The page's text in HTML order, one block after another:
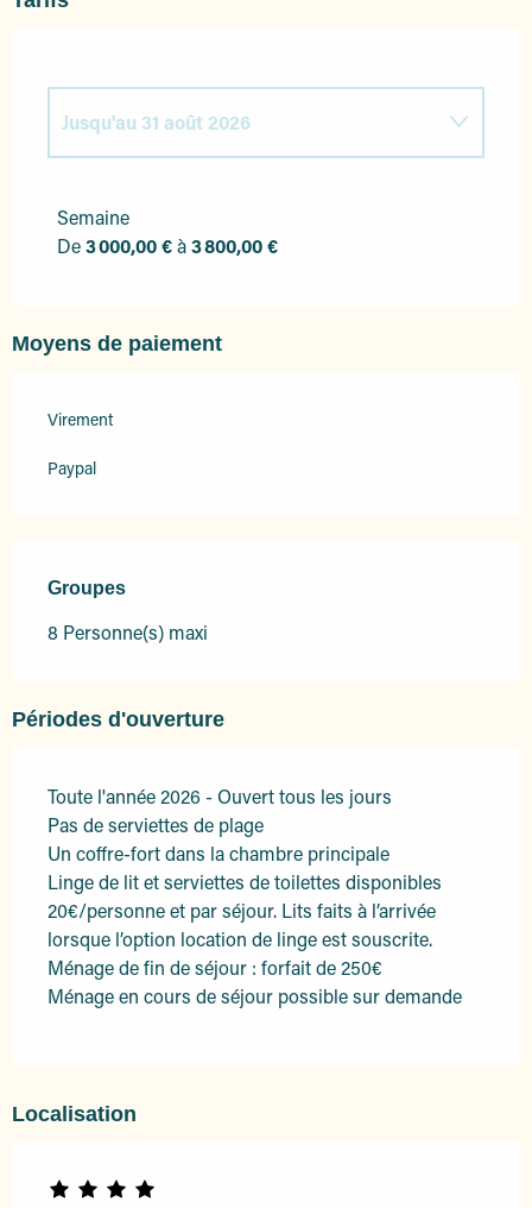
Du 1 avril 2026 au30 juin 2026
Jusqu'au 31 août 2026
Semaine
De3 000,00 €à3 800,00 €
Moyens de paiement
Virement
Paypal
Groupes
Groupes
8 Personne(s) maxi
Périodes d'ouverture
Toute l'année 2026 - Ouvert tous les jours
Pas de serviettes de plage
Un coffre-fort dans la chambre principale
Linge de lit et serviettes de toilettes disponibles
20€/personne et par séjour. Lits faits à l’arrivée
lorsque l’option location de linge est souscrite.
Ménage de fin de séjour : forfait de 250€
Ménage en cours de séjour possible sur demande
Localisation